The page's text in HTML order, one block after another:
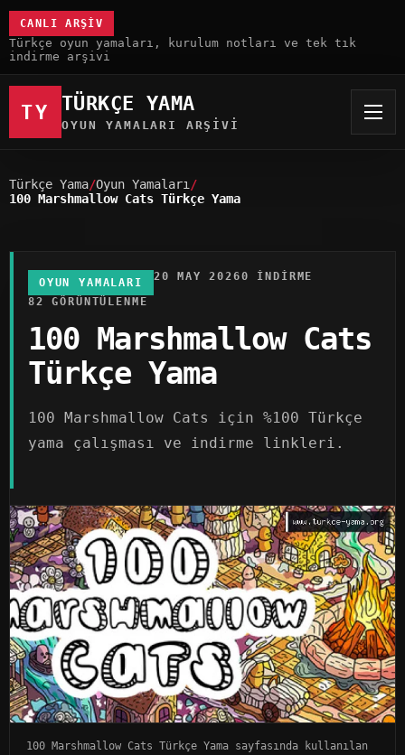
CANLI ARŞIV
Türkçe oyun yamaları, kurulum notları ve tek tık
indirme arşivi
TY TÜRKÇE YAMA
OYUN YAMALARI ARŞIVI
Türkçe Yama Oyun Yamaları
100 Marshmallow Cats Türkçe Yama
OYUN YAMALARI 20 MAY 20260 INDIRME
82 GÖRÜNTÜLENME
100 Marshmallow Cats
Türkçe Yama
100 Marshmallow Cats için %100 Türkçe
yama çalışması ve indirme linkleri.
100 Marshmallow Cats Türkçe Yama sayfasında kullanılan